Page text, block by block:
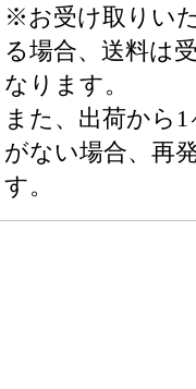
※お受け取りい
る場合、送料は
なります。
また、出荷から
がない場合、再
す。